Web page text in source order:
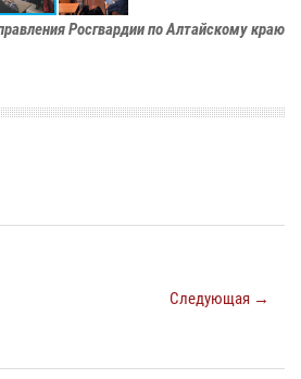
Росгвардии по Алтайскому краю
Следующая →